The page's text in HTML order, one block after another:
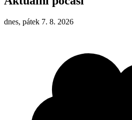
dnes, pátek 7. 8. 2026